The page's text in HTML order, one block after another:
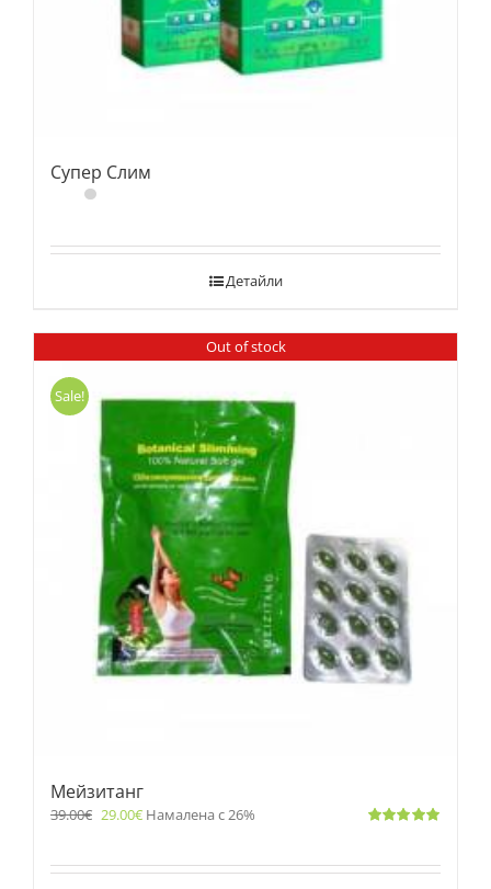
Супер Слим
Детайли
Out of stock
Sale!
Мейзитанг
39.00€ 29.00€ Намалена с 26%